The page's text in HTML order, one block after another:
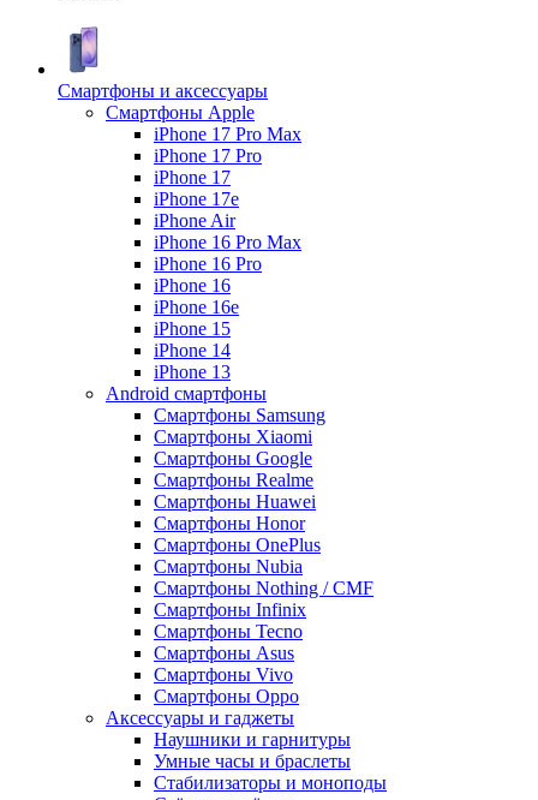
Смартфоны и аксессуары
Смартфоны Apple
iPhone 17 Pro Max
iPhone 17 Pro
iPhone 17
iPhone 17e
iPhone Air
iPhone 16 Pro Max
iPhone 16 Pro
iPhone 16
iPhone 16e
iPhone 15
iPhone 14
iPhone 13
Android cмартфоны
Смартфоны Samsung
Смартфоны Xiaomi
Смартфоны Google
Смартфоны Realme
Смартфоны Huawei
Смартфоны Honor
Смартфоны OnePlus
Смартфоны Nubia
Смартфоны Nothing / CMF
Смартфоны Infinix
Смартфоны Tecno
Смартфоны Asus
Смартфоны Vivo
Смартфоны Oppo
Аксессуары и гаджеты
Наушники и гарнитуры
Умные часы и браслеты
Стабилизаторы и моноподы